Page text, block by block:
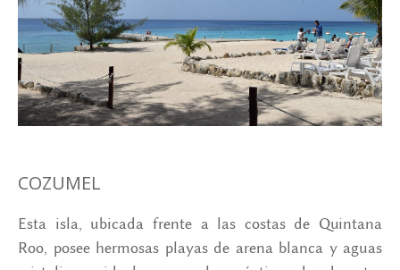
COZUMEL
Esta isla, ubicada frente a las costas de Quintana
Roo, posee hermosas playas de arena blanca y aguas